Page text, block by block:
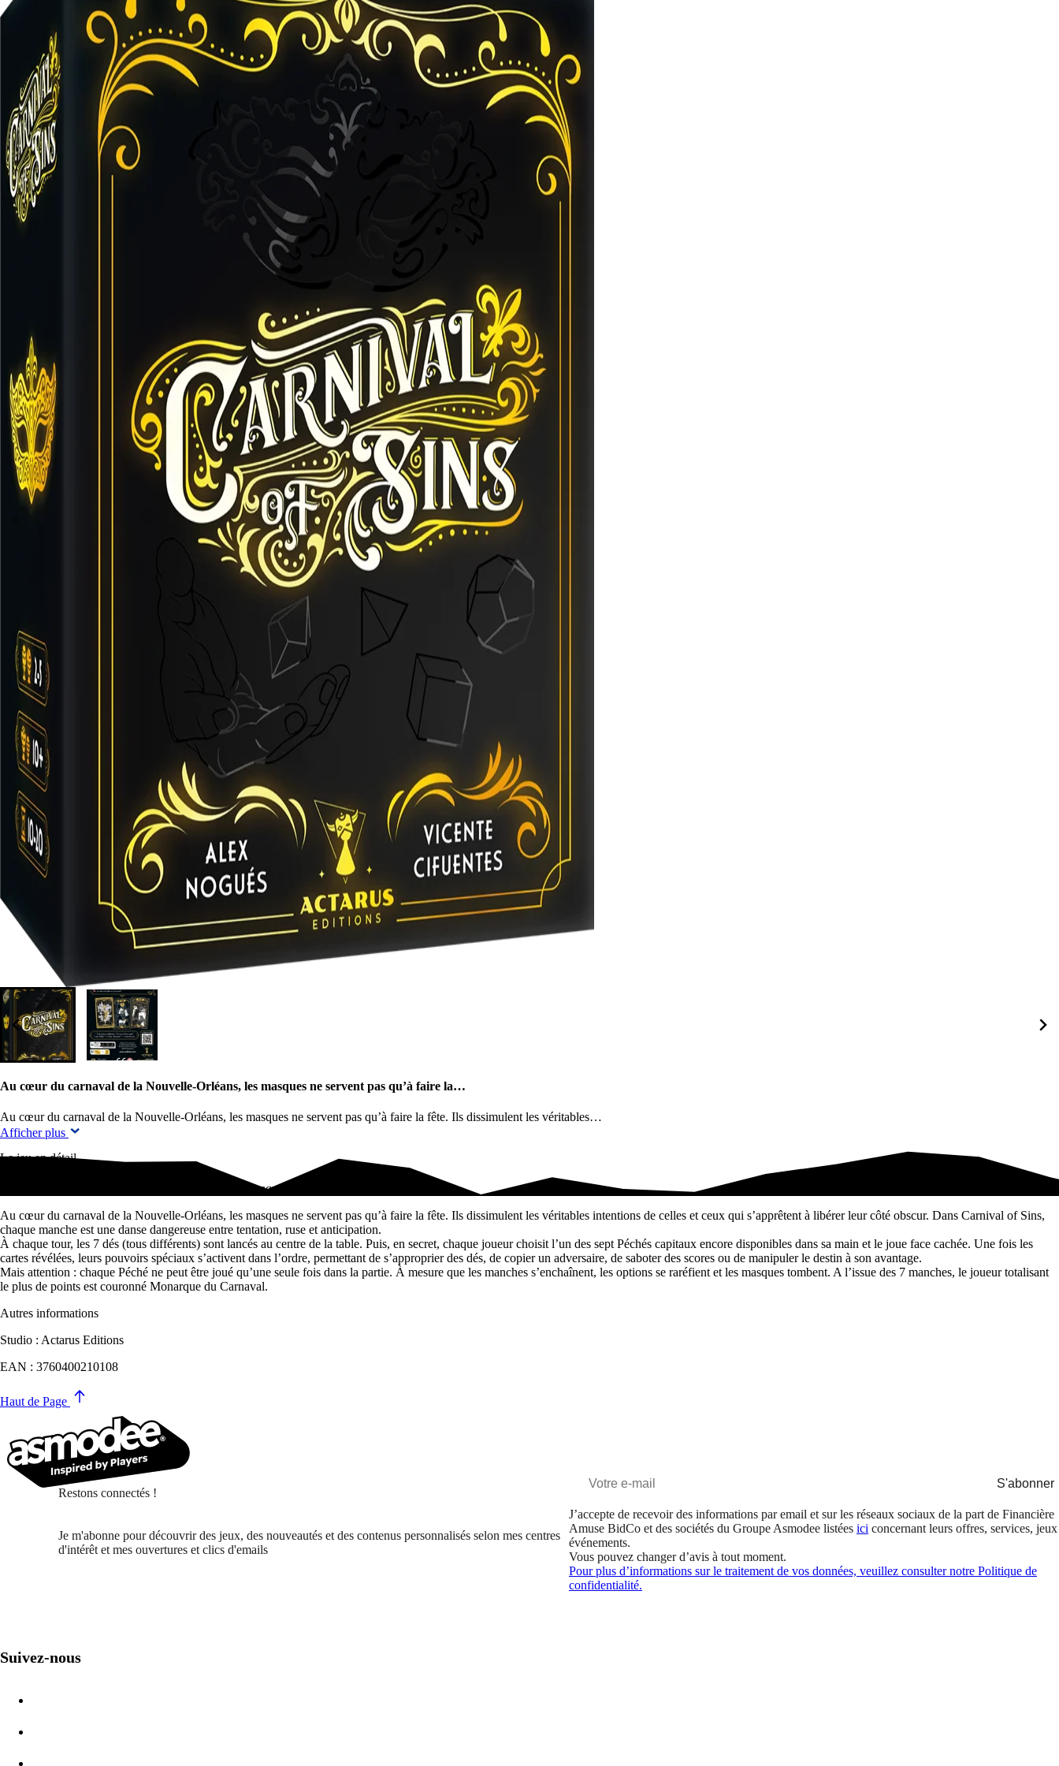
Au cœur du carnaval de la Nouvelle-Orléans, les masques ne servent pas qu’à faire la…
Au cœur du carnaval de la Nouvelle-Orléans, les masques ne servent pas qu’à faire la fête. Ils dissimulent les véritables…
Afficher plus
Le jeu en détail
Au cœur du carnaval de la Nouvelle-Orléans, les masques ne servent pas qu’à faire la…
Au cœur du carnaval de la Nouvelle-Orléans, les masques ne servent pas qu’à faire la fête. Ils dissimulent les véritables intentions de celles et ceux qui s’apprêtent à libérer leur côté obscur. Dans Carnival of Sins,
chaque manche est une danse dangereuse entre tentation, ruse et anticipation.
À chaque tour, les 7 dés (tous différents) sont lancés au centre de la table. Puis, en secret, chaque joueur choisit l’un des sept Péchés capitaux encore disponibles dans sa main et le joue face cachée. Une fois les
cartes révélées, leurs pouvoirs spéciaux s’activent dans l’ordre, permettant de s’approprier des dés, de copier un adversaire, de saboter des scores ou de manipuler le destin à son avantage.
Mais attention : chaque Péché ne peut être joué qu’une seule fois dans la partie. À mesure que les manches s’enchaînent, les options se raréfient et les masques tombent. A l’issue des 7 manches, le joueur totalisant
le plus de points est couronné Monarque du Carnaval.
Autres informations
Studio : Actarus Editions
EAN : 3760400210108
Haut de Page
Restons connectés !
Je m'abonne pour découvrir des jeux, des nouveautés et des contenus personnalisés selon mes centres
d'intérêt et mes ouvertures et clics d'emails
S'abonner
J’accepte de recevoir des informations par email et sur les réseaux sociaux de la part de Financière
Amuse BidCo et des sociétés du Groupe Asmodee listées ici concernant leurs offres, services,
événements.
Vous pouvez changer d’avis à tout moment.
Pour plus d’informations sur le traitement de vos données, veuillez consulter notre Politique de
confidentialité.
Suivez-nous